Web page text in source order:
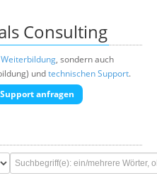
Consulting
Weiterbildung, sondern auch
undtechnischen Support.
Support anfragen